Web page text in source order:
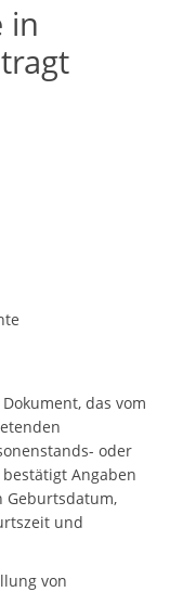
in
das vom
oder
Angaben
Geburtsdatum,
und
von